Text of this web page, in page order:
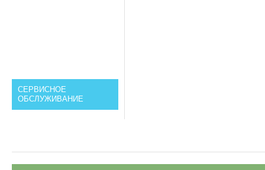
СЕРВИСНОЕ
ОБСЛУЖИВАНИЕ